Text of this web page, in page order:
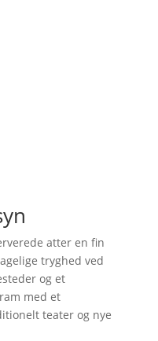
atter en fin
tryghed ved
og et
med et
teater og nye